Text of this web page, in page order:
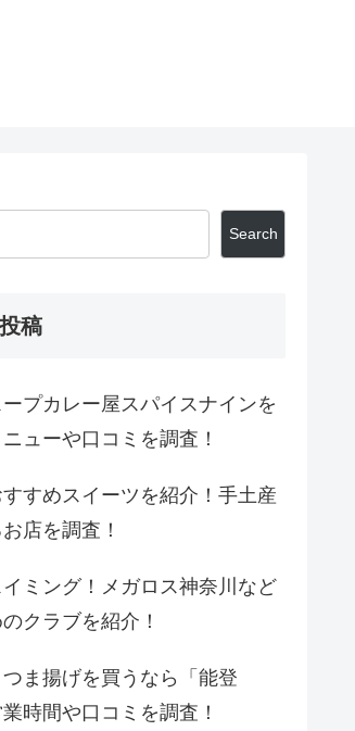
Search
稿
プカレー屋スパイスナインを
ューや口コミを調査！
すめスイーツを紹介！手土産
店を調査！
ミング！メガロス神奈川など
クラブを紹介！
ま揚げを買うなら「能登
時間や口コミを調査！